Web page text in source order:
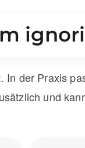
In der Praxis
und